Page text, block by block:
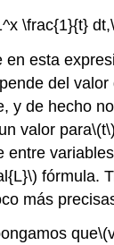
\frac{1}{t}
en esta
del valor
y de hecho
valor para\(t\)
entre
fórmula.
más
que